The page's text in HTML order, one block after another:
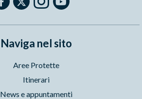
Naviga nel sito
Aree Protette
Itinerari
News e appuntamenti